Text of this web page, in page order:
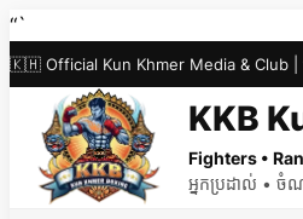
Skip
to
content
“`
🇰🇭 Official Kun Khmer Media & Club | ប្រព័ន្
KKB
Fighters •
អ្នកប្រដាល់ • ចំ